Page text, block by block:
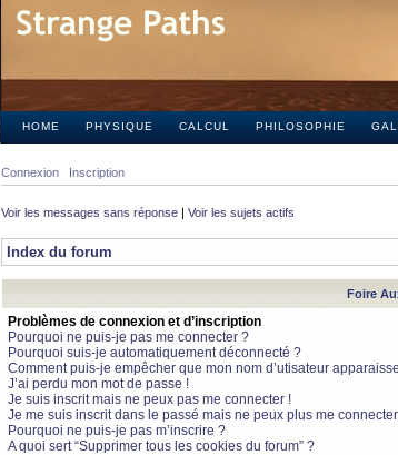
HOME PHYSIQUE CALCUL PHILOSOPHIE
Connexion Inscription
Voir les messages sans réponse | Voir les sujets actifs
Index du forum
Foire
Problèmes de connexion et d’inscription
Pourquoi ne puis-je pas me connecter ?
Pourquoi suis-je automatiquement déconnecté ?
Comment puis-je empêcher que mon nom d’utisateur
J’ai perdu mon mot de passe !
Je suis inscrit mais ne peux pas me connecter !
Je me suis inscrit dans le passé mais ne peux plus me
Pourquoi ne puis-je pas m’inscrire ?
A quoi sert “Supprimer tous les cookies du forum” ?